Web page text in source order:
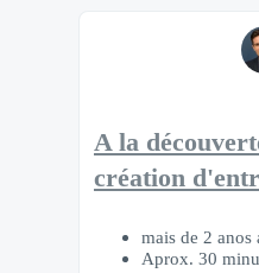
A la
création
mais de 2 anos
Aprox. 30